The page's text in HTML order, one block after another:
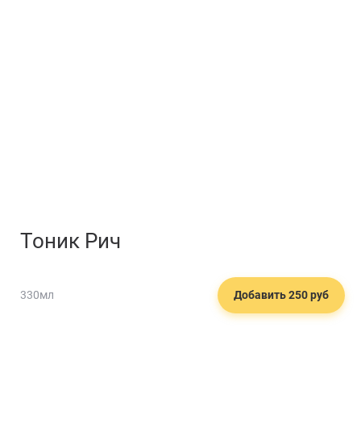
Тоник Рич
330мл Добавить 250 руб